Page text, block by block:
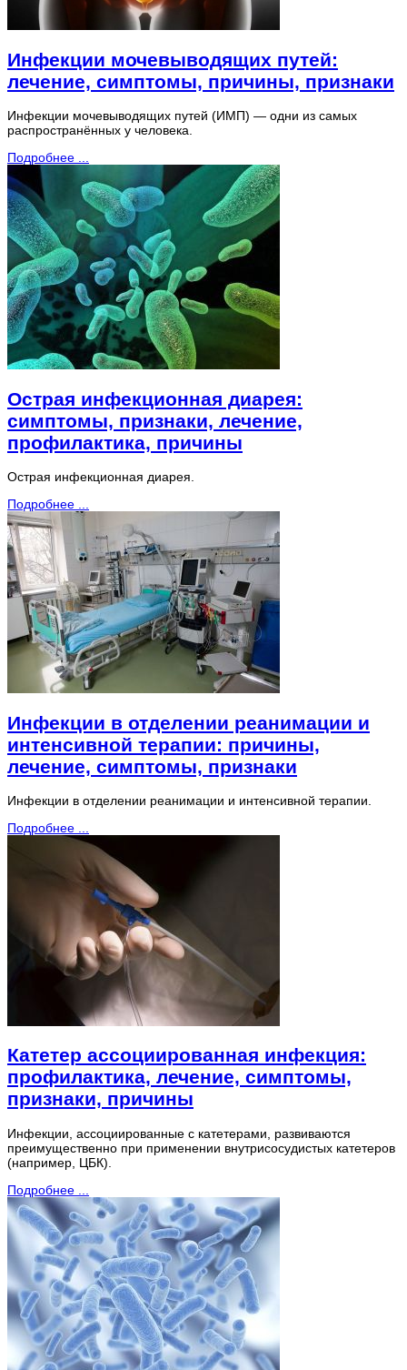
Инфекции мочевыводящих путей:
лечение, симптомы, причины, признаки
Инфекции мочевыводящих путей (ИМП) — одни из самых
распространённых у человека.
Подробнее ...
Острая инфекционная диарея:
симптомы, признаки, лечение,
профилактика, причины
Острая инфекционная диарея.
Подробнее ...
Инфекции в отделении реанимации и
интенсивной терапии: причины,
лечение, симптомы, признаки
Инфекции в отделении реанимации и интенсивной терапии.
Подробнее ...
Катетер ассоциированная инфекция:
профилактика, лечение, симптомы,
признаки, причины
Инфекции, ассоциированные с катетерами, развиваются
преимущественно при применении внутрисосудистых катетеров
(например, ЦБК).
Подробнее ...